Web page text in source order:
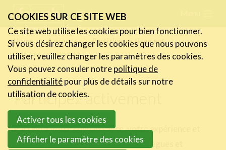
links
Jump
to
navigation
Jump
main
content
FR NL
Home A propos
Participer activement
Participez activement
Participez activement
Partagez votre connaissance, votre expérience et
votre expertise, apprenez de vos collègues et
Actualités
Activités
Cases Gallery
Le Toolbox
Annuaire prestataires
COOKIES SUR CE SITE WEB
Ce site web utilise les cookies pour bien fonctionner.
Si vous désirez changer les cookies que nous pouvons
utiliser, veuillez changer les paramètres des cookies.
Vous pouvez consuler notrepolitique de
confidentialitépour plus de détails sur notre
utilisation de cookies.
Activer tous les cookies
Afficher le paramètre des cookies